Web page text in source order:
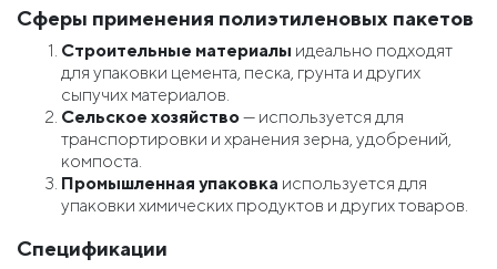
Сферы применения полиэтиленовых пакетов
Строительные материалы идеально подходят
для упаковки цемента, песка, грунта и других
сыпучих материалов.
Сельское хозяйство— используется для
транспортировки и хранения зерна, удобрений,
компоста.
Промышленная упаковка используется для
упаковки химических продуктов и других товаров.
Спецификации